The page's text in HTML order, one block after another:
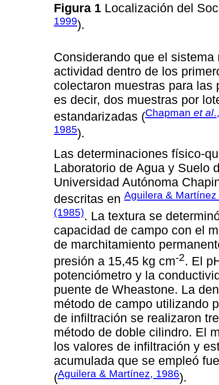
Figura 1 Localización del
1999).
Considerando que el
actividad dentro de los
colectaron muestras para las
es decir, dos muestras por
estandarizadas (Chapman et al
1985).
Las determinaciones físico-
Laboratorio de Agua y Suelo
Universidad Autónoma
descritas en Aguilera & Martínez
(1985). La textura se
capacidad de campo con el
de marchitamiento
presión a 15,45 kg cm-2. El
potenciómetro y la
puente de Wheastone. La
método de campo utilizando
de infiltración se realizaron
método de doble cilindro. El
los valores de infiltración y
acumulada que se empleó
(Aguilera & Martínez, 1986).